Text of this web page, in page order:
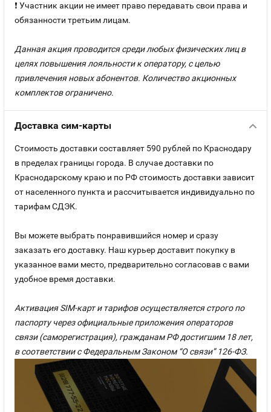
❗ Участник акции не имеет право передавать свои права и
обязанности третьим лицам.
Данная акция проводится среди любых физических лиц в
целях повышения лояльности к оператору, с целью
привлечения новых абонентов. Количество акционных
комплектов ограничено.
Доставка сим-карты
Стоимость доставки составляет 590 рублей по Краснодару
в пределах границы города. В случае доставки по
Краснодарскому краю и по РФ стоимость доставки зависит
от населенного пункта и рассчитывается индивидуально по
тарифам СДЭК.
Вы можете выбрать понравившийся номер и сразу
заказать его доставку. Наш курьер доставит покупку в
указанное вами место, предварительно согласовав с вами
удобное время доставки.
Активация SIM-карт и тарифов осуществляется строго по
паспорту через официальные приложения операторов
связи (саморегистрация), гражданам РФ достигшим 18 лет,
в соответствии с Федеральным Законом “О связи” 126-ФЗ.